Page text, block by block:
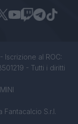
Iscrizione al ROC:
- Tutti i diritti
S.r.l.